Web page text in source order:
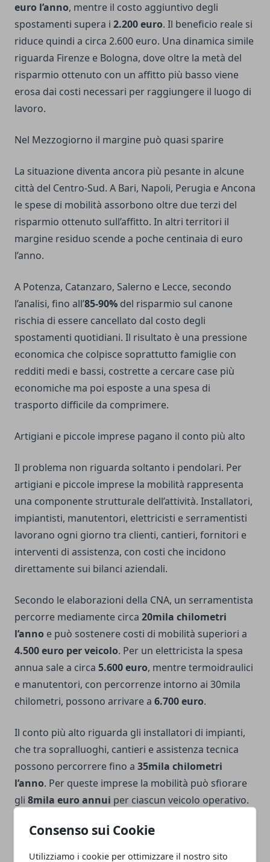
Consenso sui Cookie
Utilizziamo i cookie per ottimizzare il nostro sito
euro l’anno, mentre il costo aggiuntivo degli
spostamenti supera i 2.200 euro. Il beneficio reale si
riduce quindi a circa 2.600 euro. Una dinamica simile
riguarda Firenze e Bologna, dove oltre la metà del
risparmio ottenuto con un affitto più basso viene
erosa dai costi necessari per raggiungere il luogo di
lavoro.
Nel Mezzogiorno il margine può quasi sparire
La situazione diventa ancora più pesante in alcune
città del Centro-Sud. A Bari, Napoli, Perugia e Ancona
le spese di mobilità assorbono oltre due terzi del
risparmio ottenuto sull’affitto. In altri territori il
margine residuo scende a poche centinaia di euro
l’anno.
A Potenza, Catanzaro, Salerno e Lecce, secondo
l’analisi, fino all’85-90% del risparmio sul canone
rischia di essere cancellato dal costo degli
spostamenti quotidiani. Il risultato è una pressione
economica che colpisce soprattutto famiglie con
redditi medi e bassi, costrette a cercare case più
economiche ma poi esposte a una spesa di
trasporto difficile da comprimere.
Artigiani e piccole imprese pagano il conto più alto
Il problema non riguarda soltanto i pendolari. Per
artigiani e piccole imprese la mobilità rappresenta
una componente strutturale dell’attività. Installatori,
impiantisti, manutentori, elettricisti e serramentisti
lavorano ogni giorno tra clienti, cantieri, fornitori e
interventi di assistenza, con costi che incidono
direttamente sui bilanci aziendali.
Secondo le elaborazioni della CNA, un serramentista
percorre mediamente circa 20mila chilometri
l’anno e può sostenere costi di mobilità superiori a
4.500 euro per veicolo. Per un elettricista la spesa
annua sale a circa 5.600 euro, mentre termoidraulici
e manutentori, con percorrenze intorno ai 30mila
chilometri, possono arrivare a 6.700 euro.
Il conto più alto riguarda gli installatori di impianti,
che tra sopralluoghi, cantieri e assistenza tecnica
possono percorrere fino a 35mila chilometri
l’anno. Per queste imprese la mobilità può sfiorare
gli 8mila euro annui per ciascun veicolo operativo.
“Casa e lavoro stanno diventando due poli sempre